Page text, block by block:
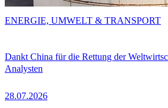
Dankt China für die Rettung der
Analysten
28.07.2026
ENERGIE, UMWELT & TRANSPORT